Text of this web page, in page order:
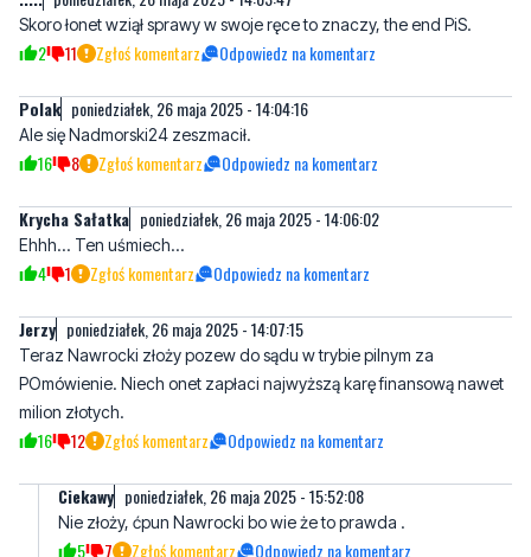
Polak poniedziałek, 26 maja 2025 - 14:04:16
Ale się Nadmorski24 zeszmacił.
Krycha Sałatka poniedziałek, 26 maja 2025 - 14:06:02
Ehhh... Ten uśmiech...
Jerzy poniedziałek, 26 maja 2025 - 14:07:15
Teraz Nawrocki złoży pozew do sądu w trybie pilnym za
milion złotych.
16 12 Zgłoś komentarz Odpowiedz na komentarz
Ciekawy
Nie złoży, ćpun Nawrocki bo wie że to prawda .
Wstyd to głosować na rafałka poniedziałek, 26 maja 2025 - 14:08:50
Nie dość że nie ma wygladu i nieudacznik to jeszcze ć p u n i